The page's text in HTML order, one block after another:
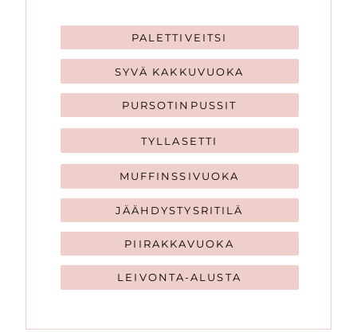
PALETTIVEITSI
SYVÄ KAKKUVUOKA
PURSOTINPUSSIT
TYLLASETTI
MUFFINSSIVUOKA
JÄÄHDYSTYSRITILÄ
PIIRAKKAVUOKA
LEIVONTA-ALUSTA